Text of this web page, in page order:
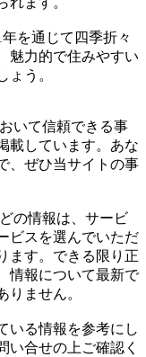
を通じて四季折々
魅力的で住みやすい
ょう。
いて信頼できる事
載しています。あな
、ぜひ当サイトの事
の情報は、サービ
ビスを選んでいただ
ます。できる限り正
情報について最新で
りません。
いる情報を参考にし
い合せの上ご確認く